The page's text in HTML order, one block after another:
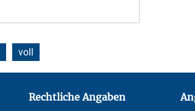
voll
Rechtliche Angaben